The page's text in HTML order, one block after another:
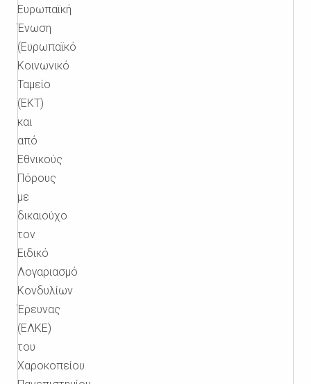
Ευρωπαϊκή
Ένωση
(Ευρωπαϊκό
Κοινωνικό
Ταμείο
(ΕΚΤ)
και
από
Εθνικούς
Πόρους
με
δικαιούχο
τον
Ειδικό
Λογαριασμό
Κονδυλίων
Έρευνας
(ΕΛΚΕ)
του
Χαροκοπείου